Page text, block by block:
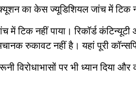
का केस ज्यूडिशियल जांच में टिक
में टिक नहीं पाया। रिकॉर्ड
रुकावट नहीं है। यहां पूरी
विरोधाभासों पर भी ध्यान दिया